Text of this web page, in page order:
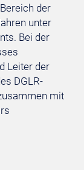
der
unter
Bei der
Leiter der
DGLR-
mit